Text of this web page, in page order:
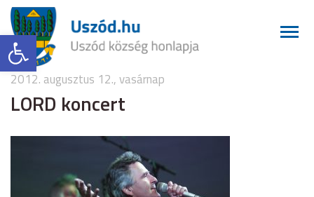
Eszköztár megnyitása
2012. augusztus 12., vasárnap
LORD koncert